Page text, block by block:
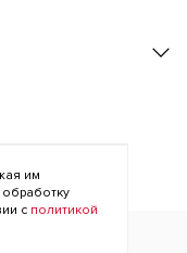
им
с политикой